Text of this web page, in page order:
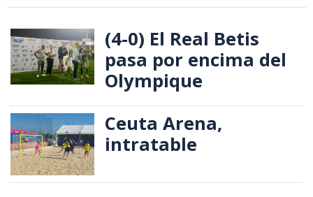
(4-0) El Real Betis
pasa por encima del
Olympique
Ceuta Arena,
intratable